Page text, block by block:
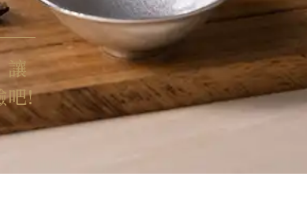
讓
吧!